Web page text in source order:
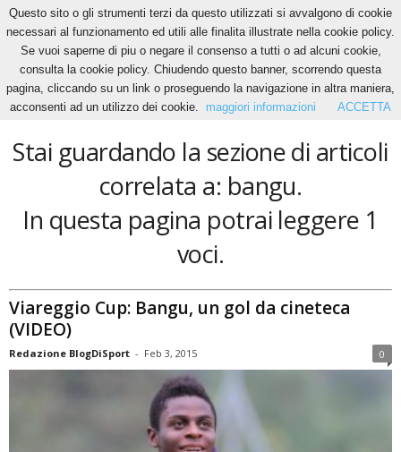
Home Tags Bangu
bangu
Stai guardando la sezione di articoli
correlata a: bangu.
In questa pagina potrai leggere 1
voci.
Viareggio Cup: Bangu, un gol da cineteca
(VIDEO)
Redazione BlogDiSport - Feb 3, 2015 0
Questo sito o gli strumenti terzi da questo utilizzati si avvalgono di cookie
necessari al funzionamento ed utili alle finalita illustrate nella cookie policy.
Se vuoi saperne di piu o negare il consenso a tutti o ad alcuni cookie,
consulta la cookie policy. Chiudendo questo banner, scorrendo questa
pagina, cliccando su un link o proseguendo la navigazione in altra maniera,
acconsenti ad un utilizzo dei cookie.
maggiori informazioni ACCETTA